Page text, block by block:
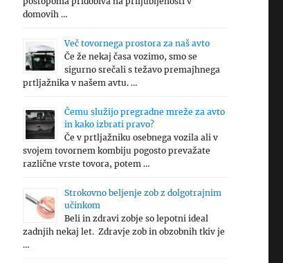
domovih …
Več tovornega prostora za naš avto
Če že nekaj časa vozimo, smo se
sigurno srečali s težavo premajhnega
prtljažnika v našem avtu. …
Čemu služijo pregradne mreže za avto
in kako izbrati pravo?
Če v prtljažniku osebnega vozila ali v
svojem tovornem kombiju pogosto prevažate
različne vrste tovora, potem …
Strokovno beljenje zob z dolgotrajnim
učinkom
Beli in zdravi zobje so lepotni ideal
zadnjih nekaj let. Zdravje zob in obzobnih tkiv je
…